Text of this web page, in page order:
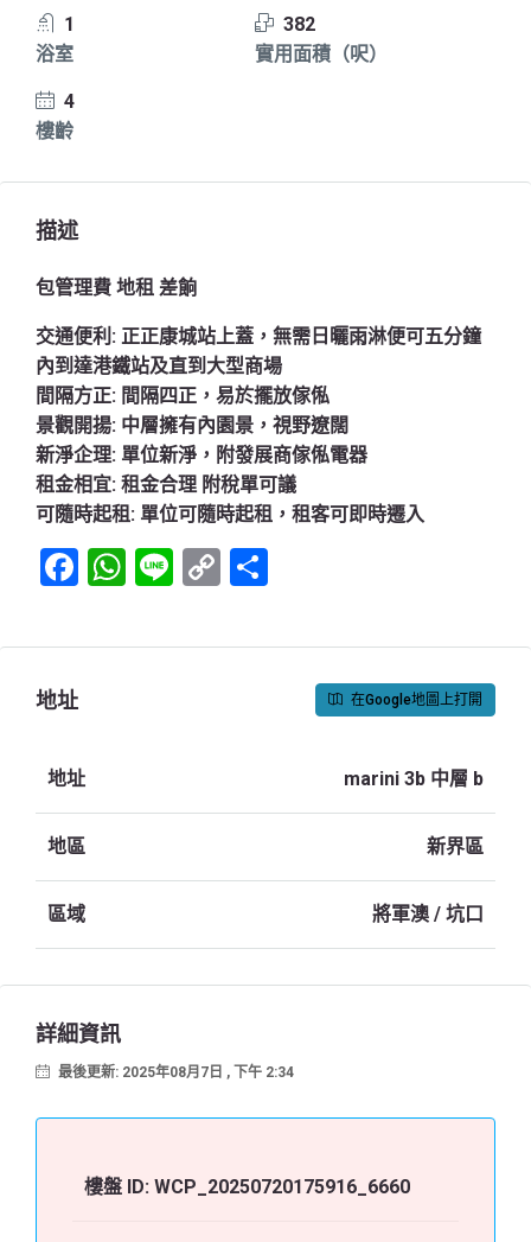
1
浴室
382
實用面積（呎）
4
樓齡
描述
包管理費 地租 差餉
交通便利: 正正康城站上蓋，無需日曬雨淋便可五分鐘
內到達港鐵站及直到大型商場
間隔方正: 間隔四正，易於擺放傢俬
景觀開揚: 中層擁有內園景，視野遼闊
新淨企理: 單位新淨，附發展商傢俬電器
租金相宜: 租金合理 附稅單可議
可隨時起租: 單位可隨時起租，租客可即時遷入
Facebook
WhatsApp
LineCopy
地址 在Google地圖上打開
地址 marini 3b 中層 b
地區 新界區
區域 將軍澳 / 坑口
詳細資訊
最後更新: 2025年08月7日 , 下午 2:34
樓盤 ID: WCP_20250720175916_6660